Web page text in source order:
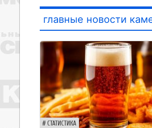
главные новости
СТАТИСТИКА